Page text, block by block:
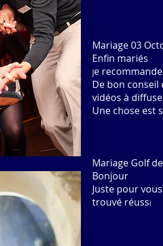
Mariage 03
Enfin mariés
Je
De bon
vidéos à
Une chose est
Mariage Golf
Bonjour
Juste pour
trouvé réussi